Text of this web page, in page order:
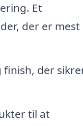
Et
der er mest
der
til at